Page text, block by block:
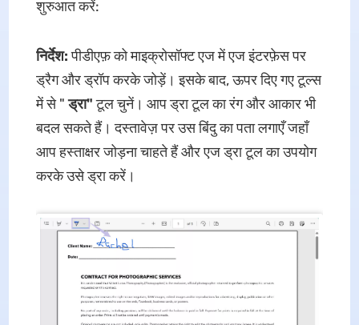
शुरुआत करें:
निर्देश:पीडीएफ़ को माइक्रोसॉफ्ट एज में एज इंटरफ़ेस पर
ड्रैग और ड्रॉप करके जोड़ें। इसके बाद, ऊपर दिए गए टूल्स
में से "ड्रा"टूल चुनें। आप ड्रा टूल का रंग और आकार भी
बदल सकते हैं। दस्तावेज़ पर उस बिंदु का पता लगाएँ जहाँ
आप हस्ताक्षर जोड़ना चाहते हैं और एज ड्रा टूल का उपयोग
करके उसे ड्रा करें।